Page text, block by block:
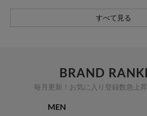
すべて見る
BRAND
毎月更新！お気に入り登録数急上
MEN